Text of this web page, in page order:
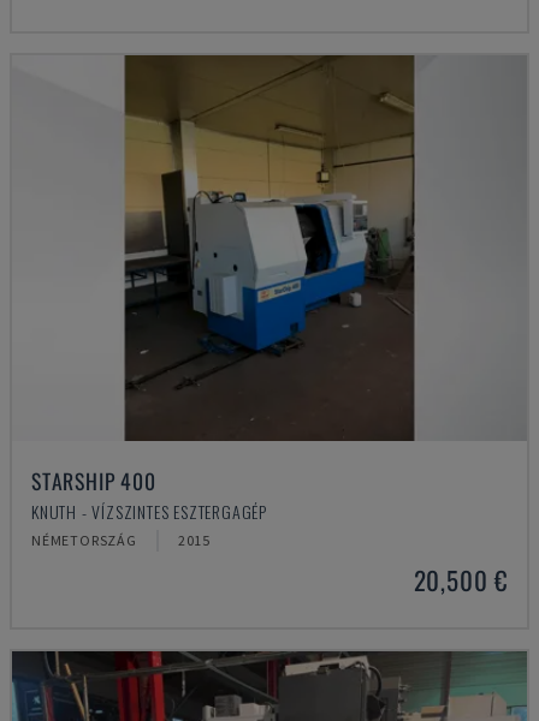
STARSHIP 400
KNUTH - VÍZSZINTES ESZTERGAGÉP
NÉMETORSZÁG 2015
20,500 €